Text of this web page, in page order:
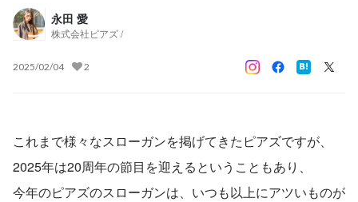
永田 愛
株式会社ピアズ /
2025/02/04 2
これまで様々なスローガンを掲げてきたピアズですが、
2025年は20周年の節目を迎えるということもあり、
今年のピアズのスローガンは、いつも以上にアツいものが